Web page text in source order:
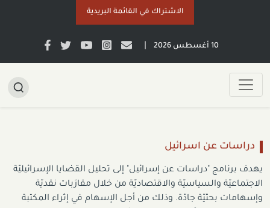
الاشتراك في القائمة البريدية
10 أغسطس 2026
دراسات عن اسرائيل
يهدف برنامج "دراسات عن إسرائيل" إلى تحليل القضايا الإسرائيليّة
الاجتماعيّة والسياسيّة والاقتصاديّة من خلال مقارَبات نقديّة
وإسهامات بحثيّة جادّة. وذلك من أجل الإسهام في إثراء المكتبة